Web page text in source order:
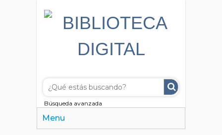
Búsqueda avanzada
Menu